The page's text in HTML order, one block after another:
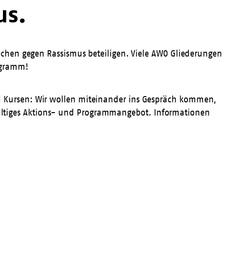
gegen Rassismus beteiligen. Viele AWO Gliederungen
Wir wollen miteinander ins Gespräch kommen,
Aktions- und Programmangebot. Informationen